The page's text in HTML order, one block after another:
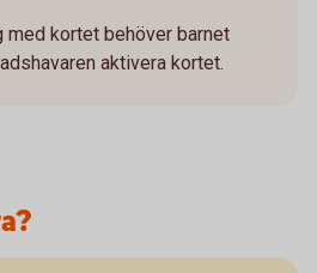
med kortet behöver barnet
aktivera kortet.